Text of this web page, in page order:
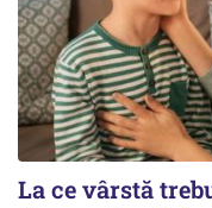
La ce vârstă